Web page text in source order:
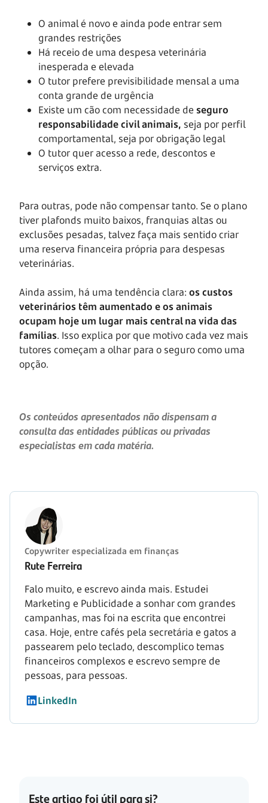
O animal é novo e ainda pode entrar sem
grandes restrições
Há receio de uma despesa veterinária
inesperada e elevada
O tutor prefere previsibilidade mensal a uma
conta grande de urgência
Existe um cão com necessidade de seguro
responsabilidade civil animais, seja por perfil
comportamental, seja por obrigação legal
O tutor quer acesso a rede, descontos e
serviços extra.
Para outras, pode não compensar tanto. Se o plano
tiver plafonds muito baixos, franquias altas ou
exclusões pesadas, talvez faça mais sentido criar
uma reserva financeira própria para despesas
veterinárias.
Ainda assim, há uma tendência clara: os custos
veterinários têm aumentado e os animais
ocupam hoje um lugar mais central na vida das
famílias. Isso explica por que motivo cada vez mais
tutores começam a olhar para o seguro como uma
opção.
Os conteúdos apresentados não dispensam a
consulta das entidades públicas ou privadas
especialistas em cada matéria.
Copywriter especializada em finanças
Rute Ferreira
Falo muito, e escrevo ainda mais. Estudei
Marketing e Publicidade a sonhar com grandes
campanhas, mas foi na escrita que encontrei
casa. Hoje, entre cafés pela secretária e gatos a
passearem pelo teclado, descomplico temas
financeiros complexos e escrevo sempre de
pessoas, para pessoas.
LinkedIn
Este artigo foi útil para si?